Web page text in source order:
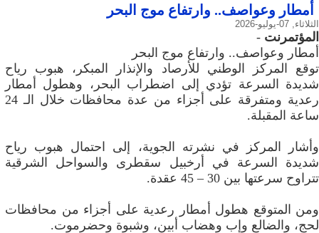
أمطار وعواصف.. وارتفاع موج البحر
الثلاثاء, 07-يوليو-2026
المؤتمرنت -
أمطار وعواصف.. وارتفاع موج البحر
توقع المركز الوطني للأرصاد والإنذار المبكر، هبوب رياح
شديدة السرعة تؤدي إلى اضطراب البحر، وهطول أمطار
رعدية ومتفرقة على أجزاء من عدة محافظات خلال الـ 24
ساعة المقبلة.
وأشار المركز في نشرته الجوية، إلى احتمال هبوب رياح
شديدة السرعة في أرخبيل سقطرى والسواحل الشرقية
تتراوح سرعتها بين 30 – 45 عقدة.
ومن المتوقع هطول أمطار رعدية على أجزاء من محافظات
لحج، والضالع وإب وهضاب أبين، وشبوة وحضرموت.